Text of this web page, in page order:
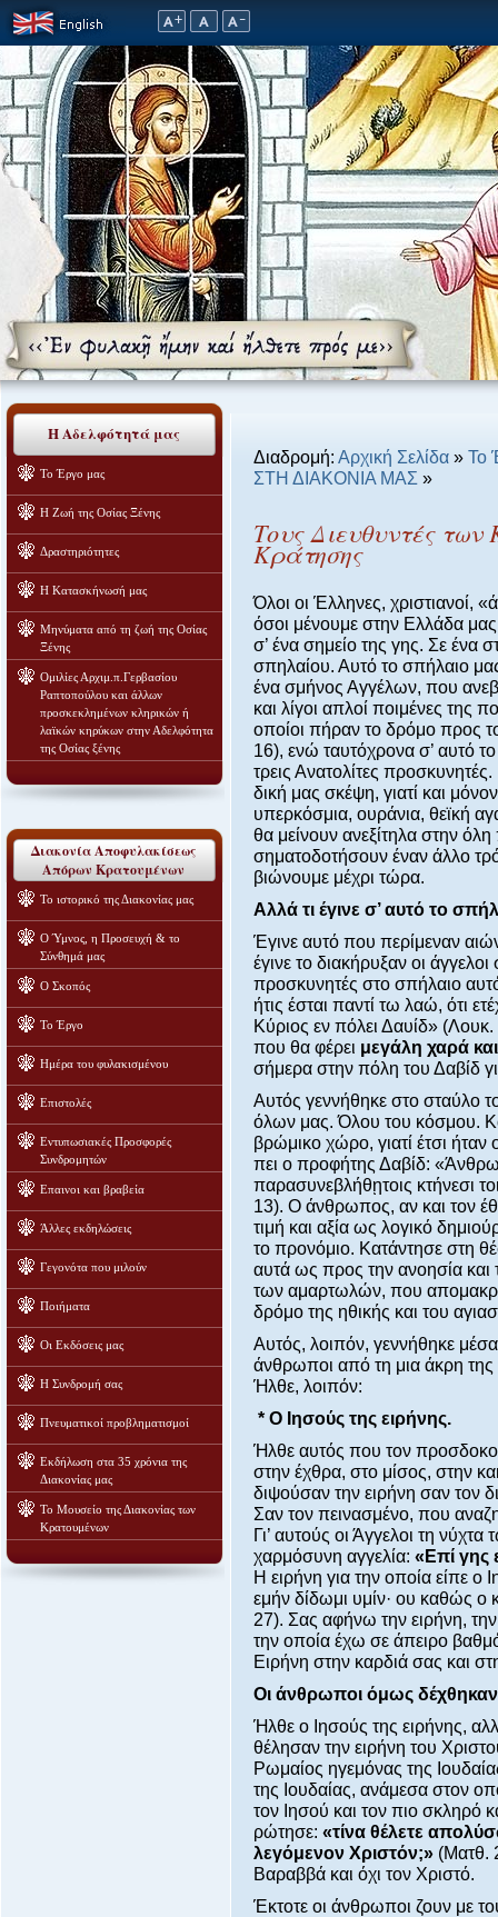
Η Αδελφότητά μας
Το Έργο μας
Η Ζωή της Οσίας Ξένης
Δραστηριότητες
Η Κατασκήνωσή μας
Μηνύματα από τη ζωή της Οσίας
Ξένης
Ομιλίες Αρχιμ.π.Γερβασίου
Ραπτοπούλου και άλλων
προσκεκλημένων κληρικών ή
λαϊκών κηρύκων στην Αδελφότητα
της Οσίας ξένης
Διακονία Αποφυλακίσεως
Απόρων Κρατουμένων
Το ιστορικό της Διακονίας μας
Ο Ύμνος, η Προσευχή & το
Σύνθημά μας
Ο Σκοπός
Το Έργο
Ημέρα του φυλακισμένου
Επιστολές
Εντυπωσιακές Προσφορές
Συνδρομητών
Επαινοι και βραβεία
Άλλες εκδηλώσεις
Γεγονότα που μιλούν
Ποιήματα
Οι Εκδόσεις μας
Η Συνδρομή σας
Πνευματικοί προβληματισμοί
Εκδήλωση στα 35 χρόνια της
Διακονίας μας
Το Μουσείο της Διακονίας των
Κρατουμένων
Διαδρομή: Αρχική Σελίδα » Το
ΣΤΗ ΔΙΑΚΟΝΙΑ ΜΑΣ »
Τους Διευθυντές
Κράτησης
Όλοι οι Έλληνες, χριστιανοί,
όσοι μένουμε στην Ελλάδα
σ’ ένα σημείο της γης. Σε ένα
σπηλαίου. Αυτό το σπήλαιο
ένα σμήνος Αγγέλων, που
και λίγοι απλοί ποιμένες της
οποίοι πήραν το δρόμο προς
16), ενώ ταυτόχρονα σ’ αυτό
τρεις Ανατολίτες
δική μας σκέψη, γιατί και
υπερκόσμια, ουράνια, θεϊκή
θα μείνουν ανεξίτηλα στην
σηματοδοτήσουν έναν άλλο
βιώνουμε μέχρι τώρα.
Αλλά τι έγινε σ’ αυτό το
Έγινε αυτό που περίμεναν
έγινε το διακήρυξαν οι
προσκυνητές στο σπήλαιο
ήτις έσται παντί τω λαώ, ότι
Κύριος εν πόλει Δαυίδ»
που θα φέρει μεγάλη χαρά
σήμερα στην πόλη του Δαβίδ
Αυτός γεννήθηκε στο σταύλο
όλων μας. Όλου του κόσμου.
βρώμικο χώρο, γιατί έτσι
πει ο προφήτης Δαβίδ:
παρασυνεβλήθῃτοις κτήνεσι
13). Ο άνθρωπος, αν και τον
τιμή και αξία ως λογικό
το προνόμιο. Κατάντησε στη
αυτά ως προς την ανοησία και
των αμαρτωλών, που
δρόμο της ηθικής και του
Αυτός, λοιπόν, γεννήθηκε
άνθρωποι από τη μια άκρη της
Ήλθε, λοιπόν:
* Ο Ιησούς της ειρήνης.
Ήλθε αυτός που τον
στην έχθρα, στο μίσος, στην
διψούσαν την ειρήνη σαν τον
Σαν τον πεινασμένο, που
Γι’ αυτούς οι Άγγελοι τη
χαρμόσυνη αγγελία: «Επί γης
Η ειρήνη για την οποία είπε ο
εμήν δίδωμι υμίν· ου καθώς ο
27). Σας αφήνω την ειρήνη,
την οποία έχω σε άπειρο
Ειρήνη στην καρδιά σας και
Οι άνθρωποι όμως δέχθηκαν
Ήλθε ο Ιησούς της ειρήνης,
θέλησαν την ειρήνη του
Ρωμαίος ηγεμόνας της
της Ιουδαίας, ανάμεσα στον
τον Ιησού και τον πιο
ρώτησε: «τίνα θέλετε
λεγόμενον Χριστόν;» (Ματθ.
Βαραββά και όχι τον Χριστό.
Έκτοτε οι άνθρωποι ζουν με